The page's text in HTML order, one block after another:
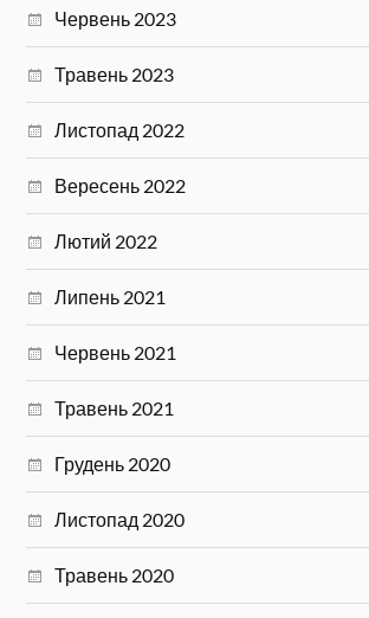
Червень 2023
Травень 2023
Листопад 2022
Вересень 2022
Лютий 2022
Липень 2021
Червень 2021
Травень 2021
Грудень 2020
Листопад 2020
Травень 2020